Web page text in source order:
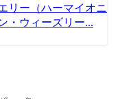
リー（ハーマイオニ
・ウィーズリー...